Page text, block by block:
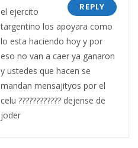
REPLY
el ejercito
targentino los apoyara como
lo esta haciendo hoy y por
eso no van a caer ya ganaron
y ustedes que hacen se
mandan mensajityos por el
celu ???????????? dejense de
joder